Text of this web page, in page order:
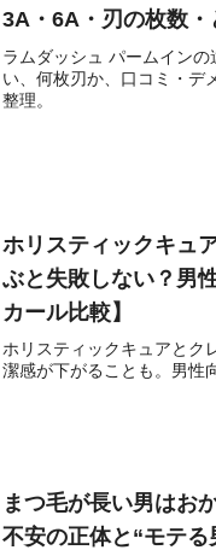
3A・6A・刃の枚数
ラムダッシュ パームイン
い、何枚刃か、口コミ・デ
整理。
ホリスティックキュ
ぶと失敗しない？男
カール比較】
ホリスティックキュアとク
潔感が下がることも。男性
まつ毛が長い男はお
不安の正体と“モテ